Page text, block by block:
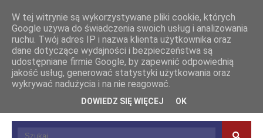
W tej witrynie są wykorzystywane pliki cookie, których
Google używa do świadczenia swoich usług i analizowania
ruchu. Twój adres IP i nazwa klienta użytkownika oraz
dane dotyczące wydajności i bezpieczeństwa są
udostępniane firmie Google, by zapewnić odpowiednią
jakość usług, generować statystyki użytkowania oraz
wykrywać nadużycia i na nie reagować.
DOWIEDZ SIĘ WIĘCEJ OK